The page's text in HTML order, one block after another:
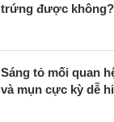
trứng được không?
Sáng tỏ mối quan
và mụn cực kỳ dễ